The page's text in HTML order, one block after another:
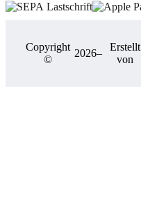
Copyright
©
2026–
Erstellt
von